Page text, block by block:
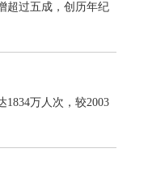
超过五成，创历年纪
万人次，较2003